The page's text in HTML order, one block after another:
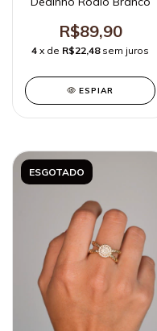
R$89,90
4 x de R$22,48 sem juros
ESPIAR
ESGOTADO